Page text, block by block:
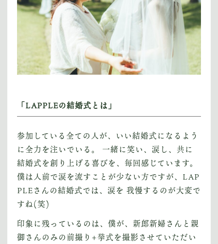
「LAPPLEの結婚式とは」
参加している全ての人が、いい結婚式になるよう
に全力を注いでいる。 一緒に笑い、涙し、共に
結婚式を創り上げる喜びを、毎回感じています。
僕は人前で涙を流すことが少ない方ですが、LAP
PLEさんの結婚式では、涙を 我慢するのが大変で
すね(笑)
印象に残っているのは、僕が、新郎新婦さんと親
御さんのみの前撮り+挙式を撮影させていただい